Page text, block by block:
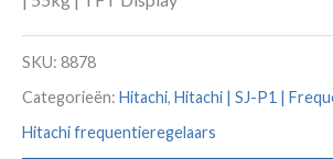
SKU: 8878
Categorieën: Hitachi, Hitachi | SJ-P1 |
Hitachi frequentieregelaars